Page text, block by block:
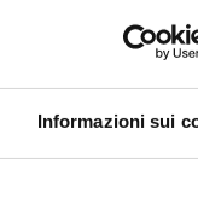
Informazioni sui